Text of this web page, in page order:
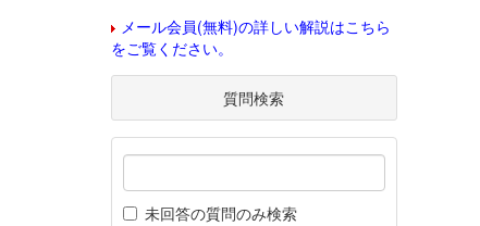
メール会員(無料)の詳しい解説はこちら
をご覧ください。
質問検索
未回答の質問のみ検索